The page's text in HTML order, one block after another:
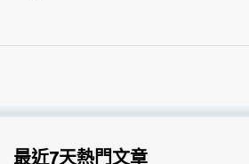
最近7天熱門文章